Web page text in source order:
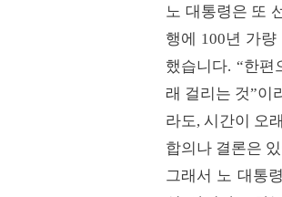
노 대통령은 또
행에 100년 가
했습니다. “한편
래 걸리는 것”이
라도, 시간이 오
합의나 결론은
그래서 노 대통